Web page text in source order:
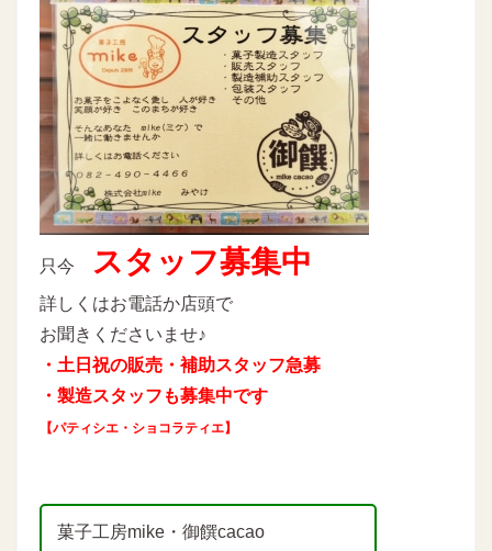
只今 スタッフ募集中
詳しくはお電話か店頭で
お聞きくださいませ♪
・土日祝の販売・補助スタッフ急募
・製造スタッフも募集中です
【パティシエ・ショコラティエ】
菓子工房mike・御饌cacao